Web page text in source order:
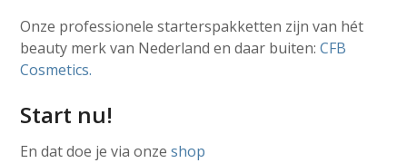
Onze professionele starterspakketten zijn van hét
beauty merk van Nederland en daar buiten: CFB
Cosmetics.
Start nu!
En dat doe je via onzeshop